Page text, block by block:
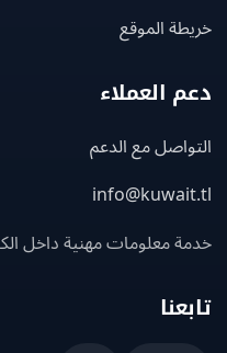
الموقع
العملاء
مع الدعم
معلومات مهنية داخل الكويت